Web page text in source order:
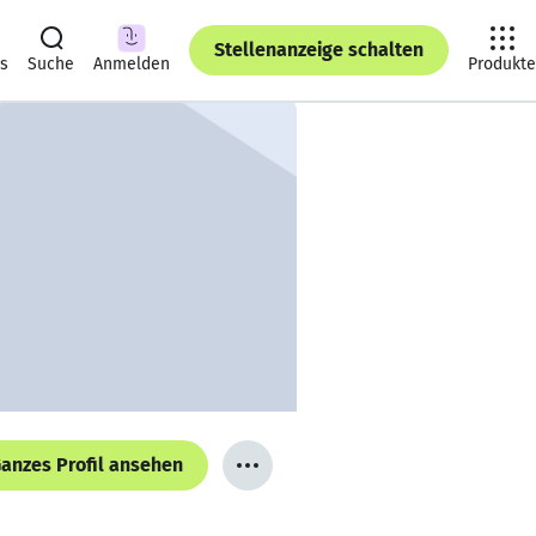
Suche Anmelden
Stellenanzeige schalten
Produkte
Profil ansehen